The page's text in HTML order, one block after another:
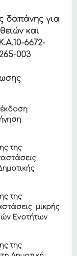
δαπάνης για
και
6672-
003
της
της
μικρής
Ενοτήτων
της